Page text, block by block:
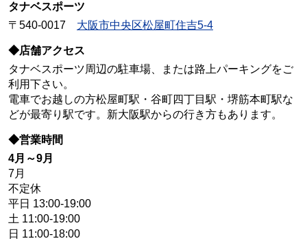
タナベスポーツ
〒540-0017 大阪市中央区松屋町住吉5-4
◆店舗アクセス
タナベスポーツ周辺の駐車場、または路上パーキングをご
利用下さい。
電車でお越しの方松屋町駅・谷町四丁目駅・堺筋本町駅な
どが最寄り駅です。新大阪駅からの行き方もあります。
◆営業時間
4月～9月
7月
不定休
平日 13:00-19:00
土 11:00-19:00
日 11:00-18:00